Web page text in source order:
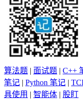
算法题 | 面试题 | C++
笔记 | Python 笔记 |
具使用 | 智能体 | 股盯